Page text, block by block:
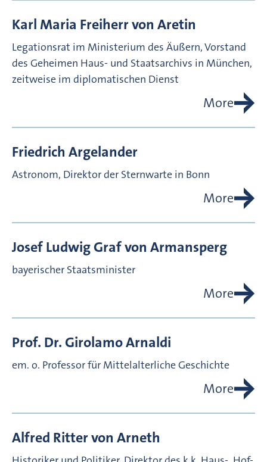
Karl Maria Freiherr von Aretin
Legationsrat im Ministerium des Äußern, Vorstand
des Geheimen Haus- und Staatsarchivs in München,
zeitweise im diplomatischen Dienst
More
Friedrich Argelander
Astronom, Direktor der Sternwarte in Bonn
More
Josef Ludwig Graf von Armansperg
bayerischer Staatsminister
More
Prof. Dr.GirolamoArnaldi
em. o. Professor für Mittelalterliche Geschichte
More
Alfred Ritter von Arneth